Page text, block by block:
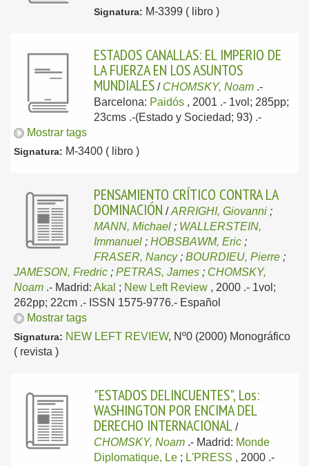
Signatura: M-3399 ( libro )
ESTADOS CANALLAS: EL IMPERIO DE
LA FUERZA EN LOS ASUNTOS
MUNDIALES / CHOMSKY, Noam .-
Barcelona: Paidós , 2001 .- 1vol; 285pp;
23cms .-(Estado y Sociedad; 93) .-
Mostrar tags
Signatura: M-3400 ( libro )
PENSAMIENTO CRÍTICO CONTRA LA
DOMINACIÓN /ARRIGHI, Giovanni ;
MANN, Michael ; WALLERSTEIN,
Immanuel ; HOBSBAWM, Eric ;
FRASER, Nancy; BOURDIEU, Pierre ;
JAMESON, Fredric ; PETRAS, James ; CHOMSKY,
Noam .- Madrid: Akal ; New Left Review , 2000 .- 1vol;
262pp; 22cm .- ISSN 1575-9776.- Español
Mostrar tags
Signatura: NEW LEFT REVIEW, Nº0 (2000) Monográfico
( revista )
"ESTADOS DELINCUENTES", Los:
WASHINGTON POR ENCIMA DEL
DERECHO INTERNACIONAL /
CHOMSKY, Noam .- Madrid: Monde
Diplomatique, Le ; L'PRESS , 2000 .-